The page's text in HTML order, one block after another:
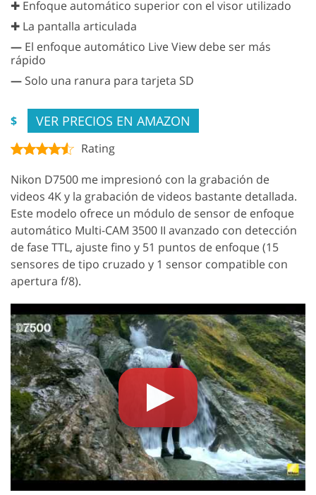
✚ Enfoque automático superior con el visor utilizado
✚ La pantalla articulada
— El enfoque automático Live View debe ser más
rápido
— Solo una ranura para tarjeta SD
$ VER PRECIOS EN AMAZON
Rating
Nikon D7500 me impresionó con la grabación de
videos 4K y la grabación de videos bastante detallada.
Este modelo ofrece un módulo de sensor de enfoque
automático Multi-CAM 3500 II avanzado con detección
de fase TTL, ajuste fino y 51 puntos de enfoque (15
sensores de tipo cruzado y 1 sensor compatible con
apertura f/8).